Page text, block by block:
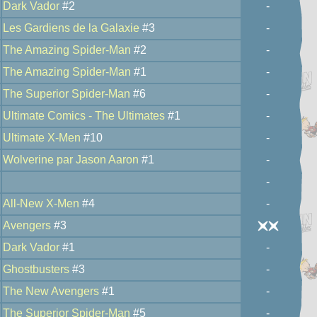
Dark Vador #2
-
Les Gardiens de la Galaxie #3
-
The Amazing Spider-Man #2
-
The Amazing Spider-Man #1
-
The Superior Spider-Man #6
-
Ultimate Comics - The Ultimates #1
-
Ultimate X-Men #10
-
Wolverine par Jason Aaron #1
-
-
All-New X-Men #4
-
Avengers #3
Dark Vador #1
-
Ghostbusters #3
-
The New Avengers #1
-
The Superior Spider-Man #5
-